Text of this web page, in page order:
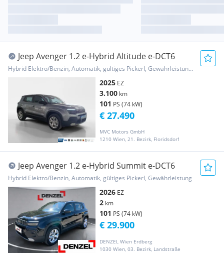
Jeep Avenger 1.2 e-Hybrid Altitude e-DCT6
Hybrid Elektro/Benzin, Automatik, gültiges Pickerl, Gewährleistung, Garantie
2025 EZ
3.100 km
101 PS (74 kW)
MVC Motors GmbH
1210 Wien, 21. Bezirk, Floridsdorf
€ 27.490
Jeep Avenger 1.2 e-Hybrid Summit e-DCT6
Hybrid Elektro/Benzin, Automatik, gültiges Pickerl, Gewährleistung
2026 EZ
2 km
101 PS (74 kW)
DENZEL Wien Erdberg
1030 Wien, 03. Bezirk, Landstraße
€ 29.900